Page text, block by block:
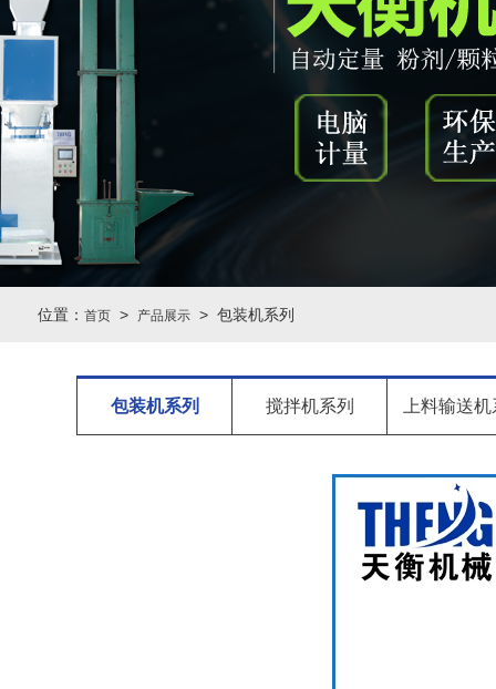
位置： 首页 > 产品展示 > 包装机系列
包装机系列 搅拌机系列 上料输送